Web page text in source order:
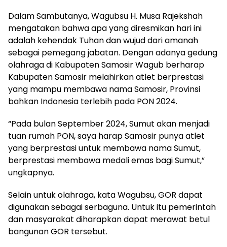
Dalam Sambutanya, Wagubsu H. Musa Rajekshah
mengatakan bahwa apa yang diresmikan hari ini
adalah kehendak Tuhan dan wujud dari amanah
sebagai pemegang jabatan. Dengan adanya gedung
olahraga di Kabupaten Samosir Wagub berharap
Kabupaten Samosir melahirkan atlet berprestasi
yang mampu membawa nama Samosir, Provinsi
bahkan Indonesia terlebih pada PON 2024.
“Pada bulan September 2024, Sumut akan menjadi
tuan rumah PON, saya harap Samosir punya atlet
yang berprestasi untuk membawa nama Sumut,
berprestasi membawa medali emas bagi Sumut,”
ungkapnya.
Selain untuk olahraga, kata Wagubsu, GOR dapat
digunakan sebagai serbaguna. Untuk itu pemerintah
dan masyarakat diharapkan dapat merawat betul
bangunan GOR tersebut.